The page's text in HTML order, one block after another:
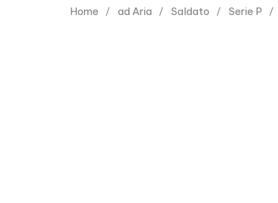
Home ad Aria Saldato Serie P